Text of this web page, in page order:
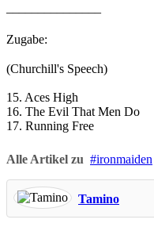
Zugabe:
(Churchill's Speech)
15. Aces High
16. The Evil That Men Do
17. Running Free
Alle Artikel zu ironmaiden
Tamino